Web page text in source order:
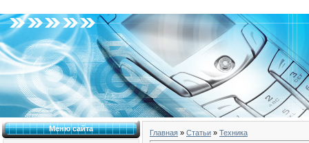
Меню сайта Главная » Статьи » Техника